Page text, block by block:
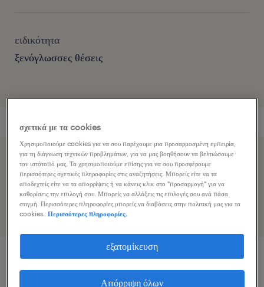
ειδικότητα
ξενόγλωσσες θέσεις
Επιταχύνετε την εφαρμογή εργασίας κοινοποιώντας το
προφίλ σας
περιγραφή εργασίας
σχετικά με τα cookies
Χρησιμοποιούμε cookies για να σου παρέχουμε μια προσαρμοσμένη εμπειρία,
για τη διάγνωση τεχνικών προβλημάτων, για να μας βοηθήσουν να βελτιώσουμε
τον ιστότοπό μας. Τα χρησιμοποιούμε επίσης για να σου προσφέρουμε
περισσότερες σχετικές πληροφορίες στις αναζητήσεις. Μπορείς είτε να τα
αποδεχτείς είτε να τα απορρίψεις ή να κάνεις κλικ στο "προσαρμογή" για να
καθορίσεις την επιλογή σου. Μπορείς να αλλάξεις τις επιλογές σου ανά πάσα
στιγμή. Περισσότερες πληροφορίες μπορείς να διαβάσεις στην πολιτική μας για τα
cookies.
Περισσότερες πληροφορίες.
εξατομίκευση
Απόρριψη όλων